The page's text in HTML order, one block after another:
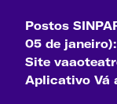
Postos
05 de janeiro):
Site
Aplicativo Vá